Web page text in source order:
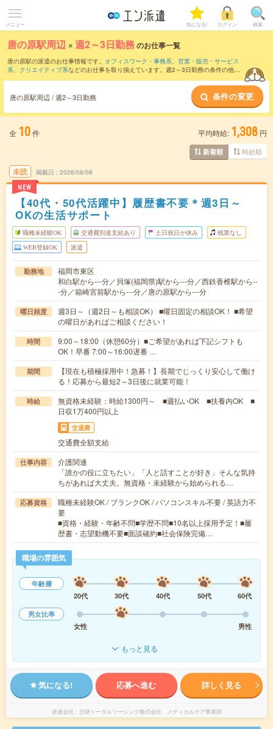
メニュー 気になる! ログイン 検索
唐の原駅周辺 ×週2～3日勤務のお仕事一覧
唐の原駅の派遣のお仕事情報です。 オフィスワーク・事務系、 営業・販売・サービス
系、 クリエイティブ系などのお仕事を取り揃えています。週2～3日勤務の条件の他
唐の原駅周辺 / 週2～3日勤務 条件の変更
全 10件 平均時給: 1,308 円
新着順 時給順
未読
NEW
掲載日 2026/08/08
【40代・50代活躍中】履歴書不要＊週3日～
OKの生活サポート
職種未経験OK 交通費別途支給あり 土日祝日が休み 残業なし
WEB登録OK 派遣
勤務地
福岡市東区
和白駅から---分／貝塚(福岡県)駅から---分／西鉄香椎駅から--
-分／箱崎宮前駅から---分／唐の原駅から---分
曜日頻度
週3日～（週2日～も相談OK） ■曜日固定の相談OK！ ■希望
の曜日があればご相談ください！
時間
9:00～18:00（休憩60分）■ご希望があれば下記シフトも
OK！早番 7:00～16:00遅番 …
期間
【現在も積極採用中！急募！】長期でじっくり安心して働け
る！応募から最短2～3日後に就業可能！
時給
無資格未経験：時給1300円～ ■週払いOK ■扶養内OK ■
日収1万400円以上
交通費
交通費全額支給
仕事内容
介護関連
「誰かの役に立ちたい」「人と話すことが好き」そんな気持
ちがあれば大丈夫。無資格・未経験から始められる…
応募資格
職種未経験OK / ブランクOK / パソコンスキル不要 / 英語力不
要
■資格・経験・年齢不問■学歴不問■10名以上採用予定！■履
歴書・志望動機不要■面談確約■社会保険完備…
職場の雰囲気
年齢層
20代
30代 40代 50代
60代
男女比率
女性
男性
もっと見る
気になる! 応募へ進む 詳しく見る
派遣会社 日研トータルソーシング株式会社 メディカルケア事業部